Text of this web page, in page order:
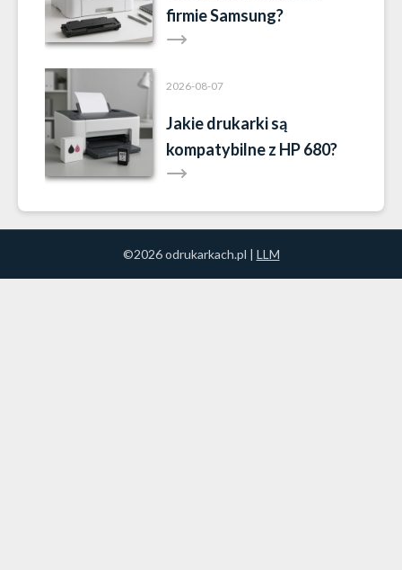
firmie Samsung?
2026-08-07
Jakie drukarki są
kompatybilne z HP 680?
©2026 odrukarkach.pl | LLM